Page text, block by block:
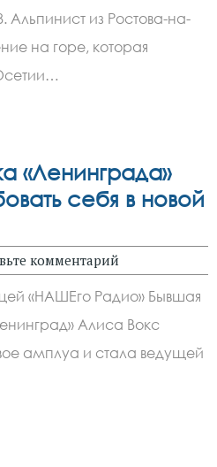
Альпинист из Ростова-на-
на горе, которая
«Ленинграда»
себя в новой
комментарий
«НАШЕго Радио» Бывшая
Алиса Вокс
амплуа и стала ведущей